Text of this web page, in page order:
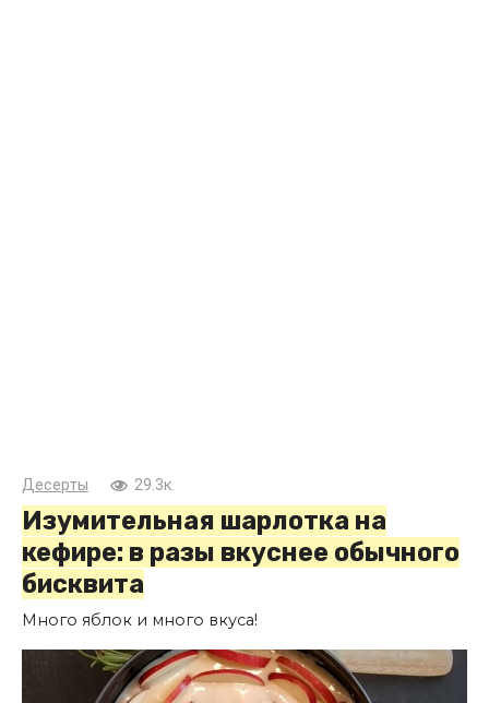
Десерты 29.3к.
Изумительная шарлотка на
кефире: в разы вкуснее обычного
бисквита
Много яблок и много вкуса!